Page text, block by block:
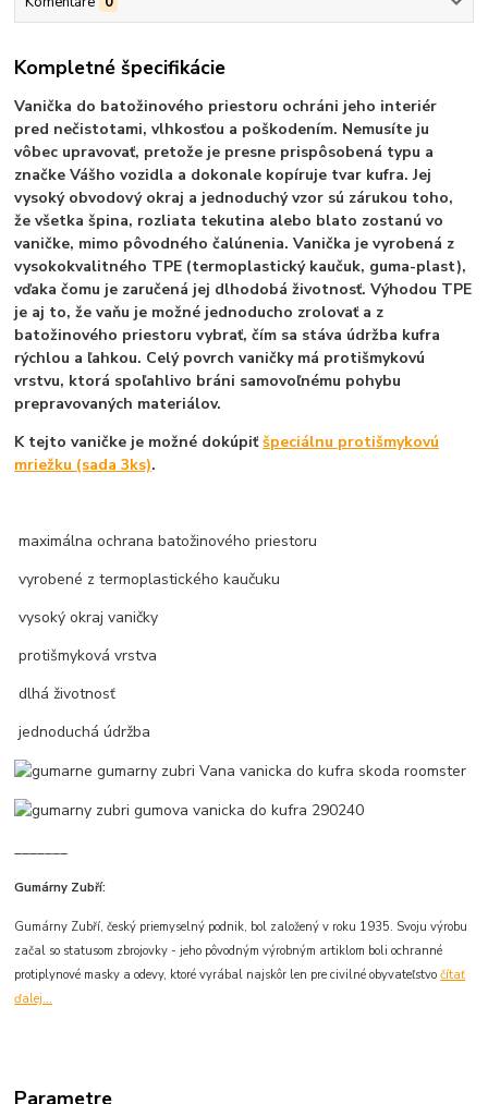
Kompletné špecifikácie
Vanička do batožinového priestoru ochráni jeho interiér
pred nečistotami, vlhkosťou a poškodením. Nemusíte ju
vôbec upravovať, pretože je presne prispôsobená typu a
značke Vášho vozidla a dokonale kopíruje tvar kufra. Jej
vysoký obvodový okraj a jednoduchý vzor sú zárukou toho,
že všetka špina, rozliata tekutina alebo blato zostanú vo
vaničke, mimo pôvodného čalúnenia. Vanička je vyrobená z
vysokokvalitného TPE (termoplastický kaučuk, guma-plast),
vďaka čomu je zaručená jej dlhodobá životnosť. Výhodou TPE
je aj to, že vaňu je možné jednoducho zrolovať a z
batožinového priestoru vybrať, čím sa stáva údržba kufra
rýchlou a ľahkou. Celý povrch vaničky má protišmykovú
vrstvu, ktorá spoľahlivo bráni samovoľnému pohybu
prepravovaných materiálov.
K tejto vaničke je možné dokúpiťšpeciálnu protišmykovú
mriežku (sada 3ks).
maximálna ochrana batožinového priestoru
vyrobené z termoplastického kaučuku
vysoký okraj vaničky
protišmyková vrstva
dlhá životnosť
jednoduchá údržba
_______
Gumárny Zubří:
Gumárny Zubří, český priemyselný podnik, bol založený v roku 1935. Svoju výrobu
začal so statusom zbrojovky - jeho pôvodným výrobným artiklom boli ochranné
protiplynové masky a odevy, ktoré vyrábal najskôr len pre civilné obyvateľstvočítať
ďalej...